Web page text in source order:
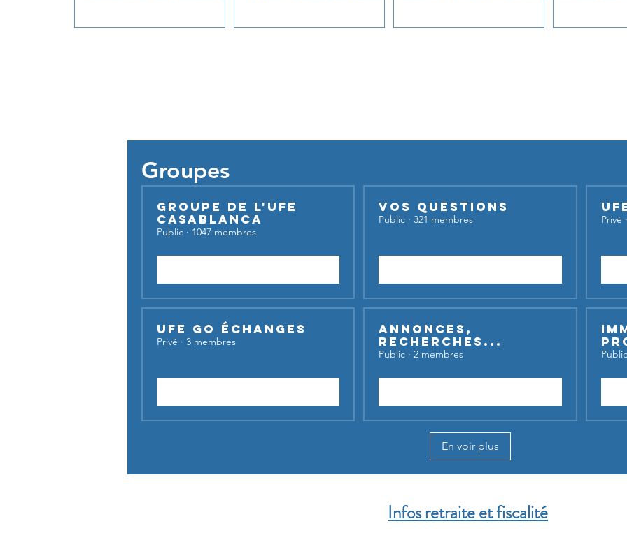
du transport aérien
Groupes
Groupe de l'UFE
Casablanca
Public · 1047 membres
Vos questions
Public · 321 membres Privé ·
UFE Go Échanges
Privé · 3 membres
Annonces,
recherches...
Public · 2 membres Public
En voir plus
Infos retraite et fiscalité